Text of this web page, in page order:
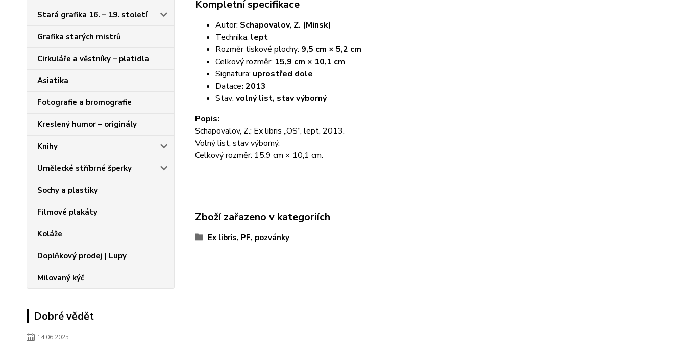
Stará grafika 16. – 19. století
Grafika starých mistrů
Cirkuláře a věstníky – platidla
Asiatika
Fotografie a bromografie
Kreslený humor – originály
Knihy
Umělecké stříbrné šperky
Sochy a plastiky
Filmové plakáty
Koláže
Doplňkový prodej | Lupy
Milovaný kýč
Dobré vědět
14.06.2025
Kompletní specifikace
Autor: Schapovalov, Z. (Minsk)
Technika: lept
Rozměr tiskové plochy: 9,5 cm × 5,2 cm
Celkový rozměr: 15,9 cm × 10,1 cm
Signatura: uprostřed dole
Datace: 2013
Stav: volný list, stav výborný
Popis:
Schapovalov, Z.; Ex libris „OS“, lept, 2013.
Volný list, stav výborný.
Celkový rozměr: 15,9 cm × 10,1 cm.
Zboží zařazeno v kategoriích
Ex libris, PF, pozvánky